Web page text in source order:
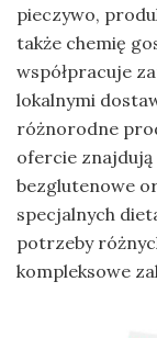
pieczywo,
także chemię
współpracuje
lokalnymi
różnorodne
ofercie znajdują
bezglutenowe
specjalnych
potrzeby
kompleksowe